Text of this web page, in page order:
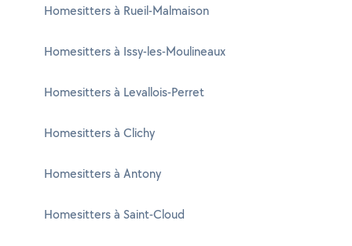
Homesitters à Rueil-Malmaison
Homesitters à Issy-les-Moulineaux
Homesitters à Levallois-Perret
Homesitters à Clichy
Homesitters à Antony
Homesitters à Saint-Cloud